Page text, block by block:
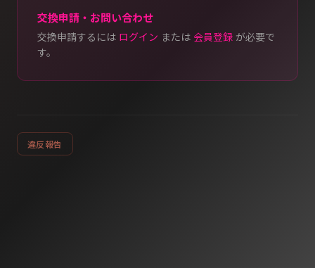
交換申請・お問い合わせ
交換申請するには ログイン または 会員登録 が必要で
す。
違反報告